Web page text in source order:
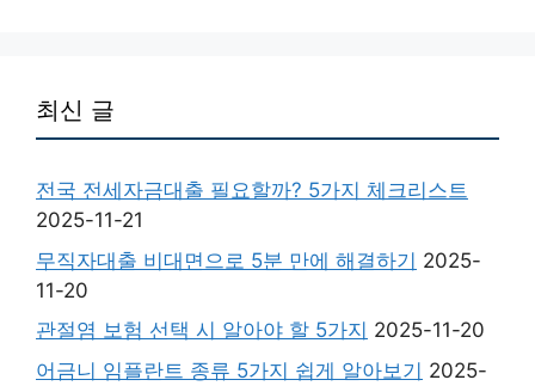
최신 글
전국 전세자금대출 필요할까? 5가지 체크리스트
2025-11-21
무직자대출 비대면으로 5분 만에 해결하기 2025-
11-20
관절염 보험 선택 시 알아야 할 5가지 2025-11-20
어금니 임플란트 종류 5가지 쉽게 알아보기 2025-